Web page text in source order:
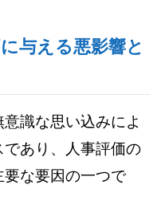
与える悪影響と
識な思い込みによ
あり、人事評価の
な要因の一つで